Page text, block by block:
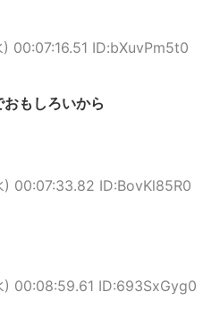
00:07:16.51 ID:bXuvPm5t0
もしろいから
00:07:33.82 ID:BovKl85R0
00:08:59.61 ID:693SxGyg0